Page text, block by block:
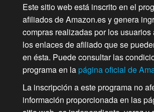
Este sitio web está inscrito en el
afiliados de Amazon.es y genera
compras realizadas por los usuarios
los enlaces de afiliado que se
en ésta. Puede consultar las
programa en lapágina oficial de
La inscripción a este programa no
información proporcionada en las